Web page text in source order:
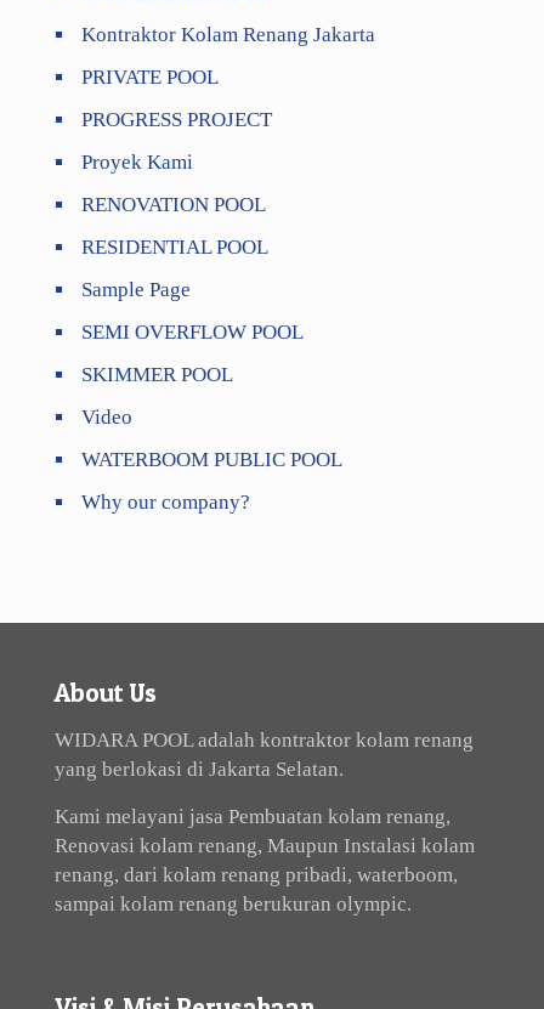
Kontraktor Kolam Renang Jakarta
PRIVATE POOL
PROGRESS PROJECT
Proyek Kami
RENOVATION POOL
RESIDENTIAL POOL
Sample Page
SEMI OVERFLOW POOL
SKIMMER POOL
Video
WATERBOOM PUBLIC POOL
Why our company?
About Us
WIDARA POOL adalah kontraktor kolam renang
yang berlokasi di Jakarta Selatan.
Kami melayani jasa Pembuatan kolam renang,
Renovasi kolam renang, Maupun Instalasi kolam
renang, dari kolam renang pribadi, waterboom,
sampai kolam renang berukuran olympic.